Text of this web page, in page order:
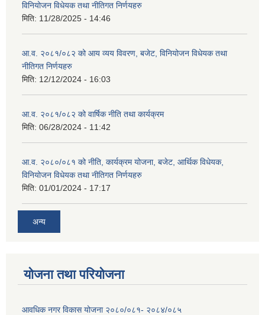
विनियोजन विधेयक तथा नीतिगत निर्णयहरु
मिति: 11/28/2025 - 14:46
आ.व. २०८१/०८२ को आय व्यय विवरण, बजेट, विनियोजन विधेयक तथा
नीतिगत निर्णयहरु
मिति: 12/12/2024 - 16:03
आ.व. २०८१/०८२ को वार्षिक नीति तथा कार्यक्रम
मिति: 06/28/2024 - 11:42
आ.व. २०८०/०८१ को नीति, कार्यक्रम योजना, बजेट, आर्थिक विधेयक,
विनियोजन विधेयक तथा नीतिगत निर्णयहरु
मिति: 01/01/2024 - 17:17
अन्य
योजना तथा परियोजना
आवधिक नगर विकास योजना २०८०/०८१- २०८४/०८५